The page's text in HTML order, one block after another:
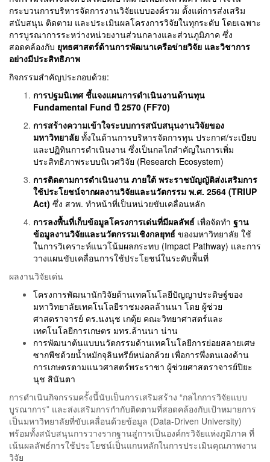
กระบวนการบริหารจัดการงานวิจัยแบบองค์รวม ตั้งแต่การส่งเสริม
สนับสนุน ติดตาม และประเมินผลโครงการวิจัยในทุกระดับ โดยเฉพาะ
การบูรณาการระหว่างหน่วยงานส่วนกลางและส่วนภูมิภาค ซึ่ง
สอดคล้องกับ ยุทธศาสตร์ด้านการพัฒนาเครือข่ายวิจัย และวิชาการ
อย่างมีประสิทธิภาพ
กิจกรรมสำคัญประกอบด้วย:
การปฐมนิเทศ ชี้แจงแผนการดำเนินงานด้านทุน
Fundamental Fund ปี 2570 (FF70)
การสร้างความเข้าใจระบบการสนับสนุนงานวิจัยของ
มหาวิทยาลัย ทั้งในด้านการบริหารจัดการทุน ประกาศ/ระเบียบ
และปฏิทินการดำเนินงาน ซึ่งเป็นกลไกสำคัญในการเพิ่ม
ประสิทธิภาพระบบนิเวศวิจัย (Research Ecosystem)
การติดตามการดำเนินงาน ภายใต้ พระราชบัญญัติส่งเสริมการ
ใช้ประโยชน์จากผลงานวิจัยและนวัตกรรม พ.ศ. 2564 (TRIUP
Act) ซึ่ง สวพ. ทำหน้าที่เป็นหน่วยขับเคลื่อนหลัก
การลงพื้นที่เก็บข้อมูลโครงการเด่นที่มีผลลัพธ์ เพื่อจัดทำ ฐาน
ข้อมูลงานวิจัยและนวัตกรรมเชิงกลยุทธ์ ของมหาวิทยาลัย ใช้
ในการวิเคราะห์แนวโน้มผลกระทบ (Impact Pathway) และการ
วางแผนขับเคลื่อนการใช้ประโยชน์ในระดับพื้นที่
ผลงานวิจัยเด่น
โครงการพัฒนานักวิจัยด้านเทคโนโลยีปัญญาประดิษฐ์ของ
มหาวิทยาลัยเทคโนโลยีราชมงคลล้านนา โดย ผู้ช่วย
ศาสตราจารย์ ดร.นงนุช เกตุ้ย คณะวิทยาศาสตร์และ
เทคโนโลยีการเกษตร มทร.ล้านนา น่าน
การพัฒนาต้นแบบนวัตกรรมด้านเทคโนโลยีการย่อยสลายเศษ
ซากพืชด้วยน้ำหมักจุลินทรีย์หน่อกล้วย เพื่อการพึ่งตนเองด้าน
การเกษตรตามแนวศาสตร์พระราชา ผู้ช่วยศาสตราจารย์ปิยะ
นุช สินันตา
การดำเนินกิจกรรมครั้งนี้นับเป็นการเสริมสร้าง “กลไกการวิจัยแบบ
บูรณาการ” และส่งเสริมการกำกับติดตามที่สอดคล้องกับเป้าหมายการ
เป็นมหาวิทยาลัยที่ขับเคลื่อนด้วยข้อมูล (Data-Driven University)
พร้อมทั้งสนับสนุนการวางรากฐานสู่การเป็นองค์กรวิจัยแห่งภูมิภาค ที่
เน้นผลลัพธ์การใช้ประโยชน์เป็นแกนหลักในการประเมินคุณภาพงาน
วิจัย